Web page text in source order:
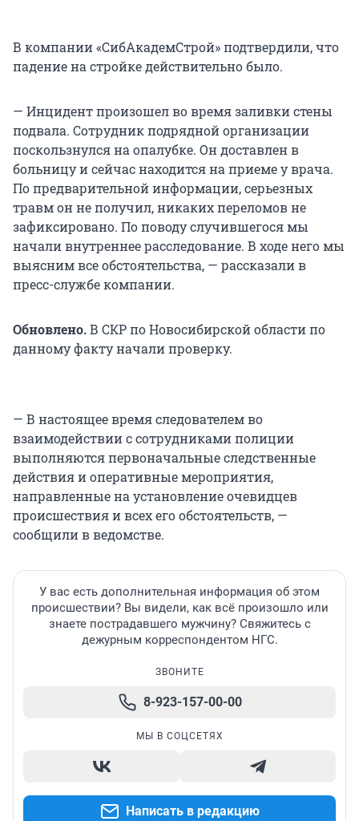
В компании «СибАкадемСтрой» подтвердили, что
падение на стройке действительно было.
— Инцидент произошел во время заливки стены
подвала. Сотрудник подрядной организации
поскользнулся на опалубке. Он доставлен в
больницу и сейчас находится на приеме у врача.
По предварительной информации, серьезных
травм он не получил, никаких переломов не
зафиксировано. По поводу случившегося мы
начали внутреннее расследование. В ходе него мы
выясним все обстоятельства, — рассказали в
пресс-службе компании.
Обновлено.В СКР по Новосибирской области по
данному факту начали проверку.
— В настоящее время следователем во
взаимодействии с сотрудниками полиции
выполняются первоначальные следственные
действия и оперативные мероприятия,
направленные на установление очевидцев
происшествия и всех его обстоятельств, —
сообщили в ведомстве.
У вас есть дополнительная информация об этом
происшествии? Вы видели, как всё произошло или
знаете пострадавшего мужчину? Свяжитесь с
дежурным корреспондентом НГС.
ЗВОНИТЕ
8-923-157-00-00
МЫ В СОЦСЕТЯХ
Написать в редакцию